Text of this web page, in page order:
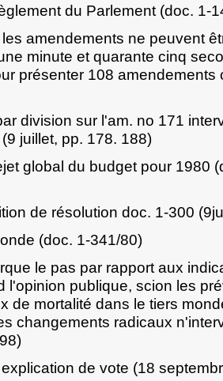
du Parlement (doc. 1-
amendements ne peuvent
minute et quarante cinq
présenter 108 amendements
division sur l'am. no 171
juillet, pp. 178. 188)
global du budget pour 1980
de résolution doc. 1-300
(doc. 1-341/80)
le pas par rapport aux
l'opinion publique, scion les
de mortalité dans le tiers
changements radicaux
de vote (18